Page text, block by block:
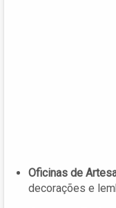
Oficinas de
decorações e